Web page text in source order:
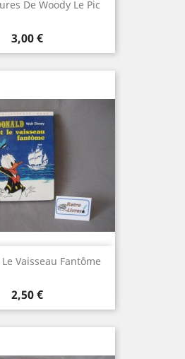
De Woody Le Pic
Prix
3,00 €
Vaisseau Fantôme
Prix
2,50 €